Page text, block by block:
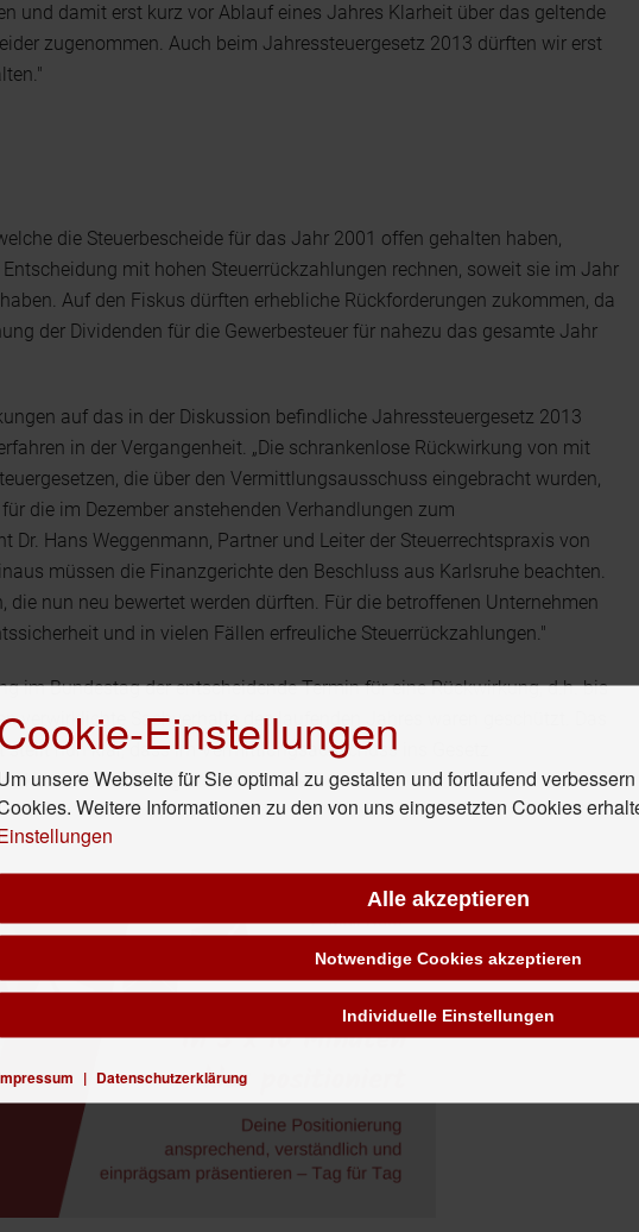
und damit erst kurz vor Ablauf eines Jahres Klarheit über das geltende
zugenommen. Auch beim Jahressteuergesetz 2013 dürften wir erst
die Steuerbescheide für das Jahr 2001 offen gehalten haben,
mit hohen Steuerrückzahlungen rechnen, soweit sie im Jahr
Auf den Fiskus dürften erhebliche Rückforderungen zukommen, da
der Dividenden für die Gewerbesteuer für nahezu das gesamte Jahr
auf das in der Diskussion befindliche Jahressteuergesetz 2013
in der Vergangenheit. „Die schrankenlose Rückwirkung von mit
die über den Vermittlungsausschuss eingebracht wurden,
die im Dezember anstehenden Verhandlungen zum
Dr. Hans Weggenmann, Partner und Leiter der Steuerrechtspraxis von
müssen die Finanzgerichte den Beschluss aus Karlsruhe beachten.
die nun neu bewertet werden dürften. Für die betroffenen Unternehmen
und in vielen Fällen erfreuliche Steuerrückzahlungen."
im Bundestag der entscheidende Termin für eine Rückwirkung, d.h. bis
verwirklichte Sachverhalte des laufenden Jahres waren geschützt. Das
nun klar, dass im Vermittlungsausschuss ins Gesetz
keine Rückwirkung entfalten dürfen.
Einstellungen
unsere Webseite für Sie optimal zu gestalten und fortlaufend
Weitere Informationen zu den von uns eingesetzten Cookies
Alle akzeptieren
Notwendige Cookies akzeptieren
| Datenschutzerklärung
Individuelle Einstellungen